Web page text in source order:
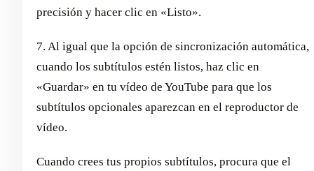
precisión y hacer clic en «Listo».
7. Al igual que la opción de sincronización automática,
cuando los subtítulos estén listos, haz clic en
«Guardar» en tu vídeo de YouTube para que los
subtítulos opcionales aparezcan en el reproductor de
vídeo.
Cuando crees tus propios subtítulos, procura que el